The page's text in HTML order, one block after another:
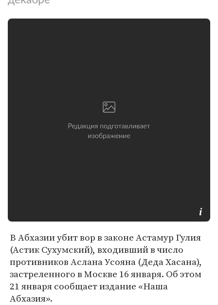
В Абхазии убит вор в законе Астамур Гулия
(Астик Сухумский), входивший в число
противников Аслана Усояна (Деда Хасана),
застреленного в Москве 16 января. Об этом
21 января сообщает издание «Наша
Абхазия».